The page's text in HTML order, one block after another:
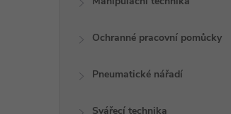
Ochranné pracovní pomůcky
Pneumatické nářadí
Svářecí technika